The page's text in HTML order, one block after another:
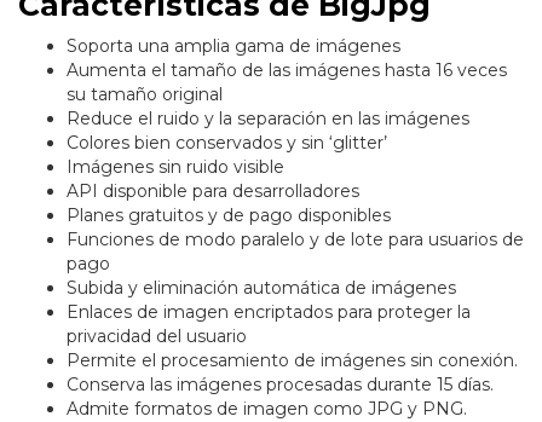
Soporta una amplia gama de imágenes
Aumenta el tamaño de las imágenes hasta 16 veces
su tamaño original
Reduce el ruido y la separación en las imágenes
Colores bien conservados y sin ‘glitter’
Imágenes sin ruido visible
API disponible para desarrolladores
Planes gratuitos y de pago disponibles
Funciones de modo paralelo y de lote para usuarios de
pago
Subida y eliminación automática de imágenes
Enlaces de imagen encriptados para proteger la
privacidad del usuario
Permite el procesamiento de imágenes sin conexión.
Conserva las imágenes procesadas durante 15 días.
Admite formatos de imagen como JPG y PNG.